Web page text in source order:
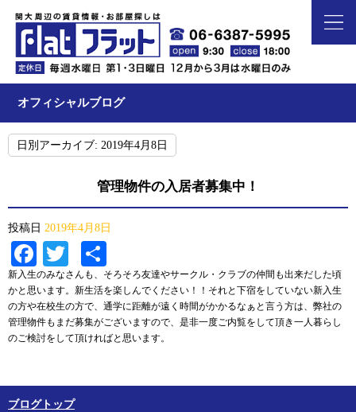
オフィシャルブログ
日別アーカイブ: 2019年4月8日
管理物件の入居者募集中！
投稿日 2019年4月8日
Facebook
Twitter
有
新入生のみなさんも、そろそろ友達やサークル・クラブの仲間も出来だした頃
かと思います。新生活を楽しんでください！！それと下宿をしていない新入生
の方や在校生の方で、通学に距離が遠く時間がかかるなぁと言う方は、弊社の
管理物件もまだ募集がございますので、是非一度ご内覧をして頂き一人暮らし
のご検討をして頂ければと思います。
ブログトップ